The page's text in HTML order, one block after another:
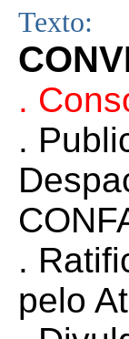
Texto:
.
.
.
pelo